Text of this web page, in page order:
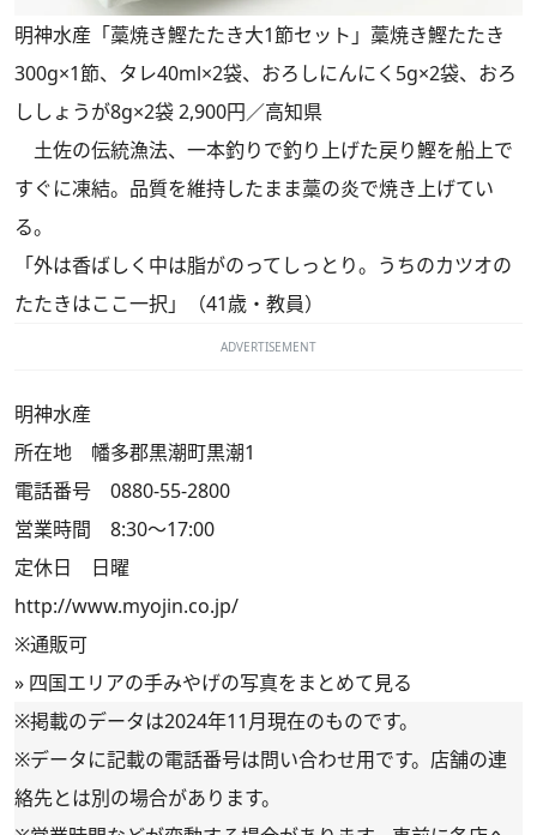
明神水産「藁焼き鰹たたき大1節セット」藁焼き鰹たたき
300g×1節、タレ40ml×2袋、おろしにんにく5g×2袋、おろ
ししょうが8g×2袋 2,900円／高知県
土佐の伝統漁法、一本釣りで釣り上げた戻り鰹を船上で
すぐに凍結。品質を維持したまま藁の炎で焼き上げてい
る。
「外は香ばしく中は脂がのってしっとり。うちのカツオの
たたきはここ一択」（41歳・教員）
ADVERTISEMENT
明神水産
所在地 幡多郡黒潮町黒潮1
電話番号 0880-55-2800
営業時間 8:30～17:00
定休日 日曜
http://www.myojin.co.jp/
※通販可
» 四国エリアの手みやげの写真をまとめて見る
※掲載のデータは2024年11月現在のものです。
※データに記載の電話番号は問い合わせ用です。店舗の連
絡先とは別の場合があります。